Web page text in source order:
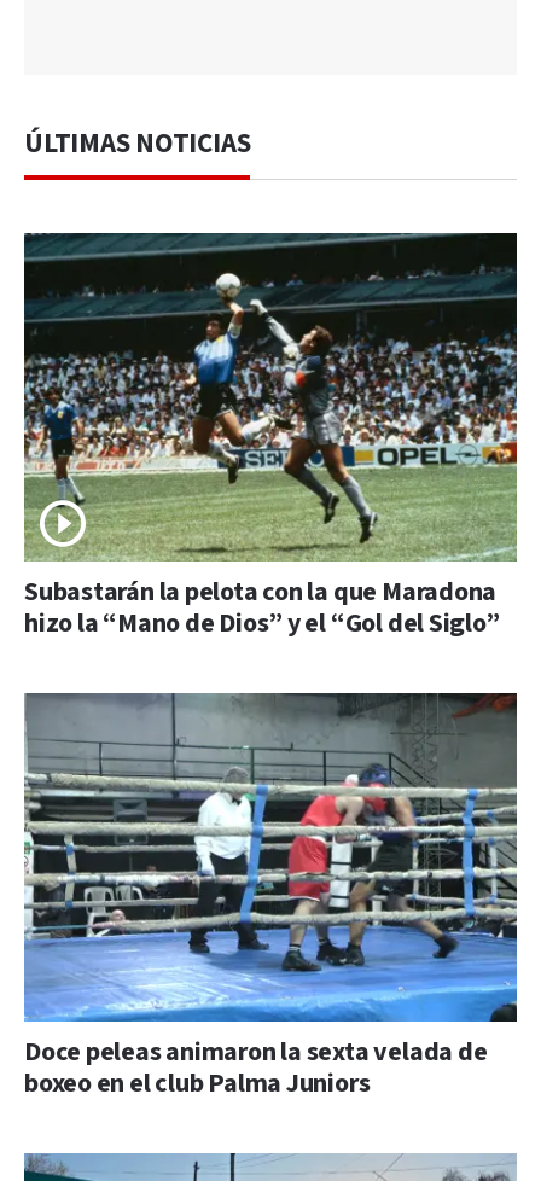
ÚLTIMAS NOTICIAS
Subastarán la pelota con la que Maradona
hizo la “Mano de Dios” y el “Gol del Siglo”
Doce peleas animaron la sexta velada de
boxeo en el club Palma Juniors